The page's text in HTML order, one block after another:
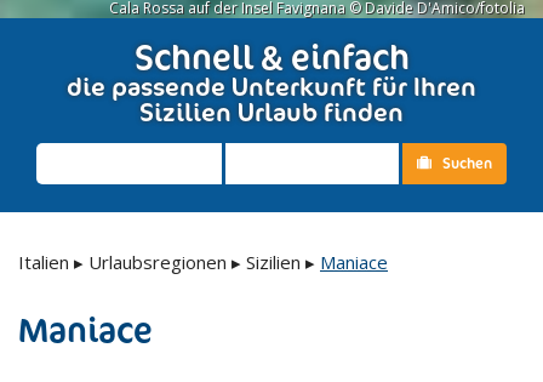
Cala Rossa auf der Insel Favignana © Davide D'Amico/fotolia
Schnell & einfach
die passende Unterkunft für Ihren
Sizilien Urlaub finden
Suchen
Italien ▸ Urlaubsregionen ▸ Sizilien ▸ Maniace
Maniace